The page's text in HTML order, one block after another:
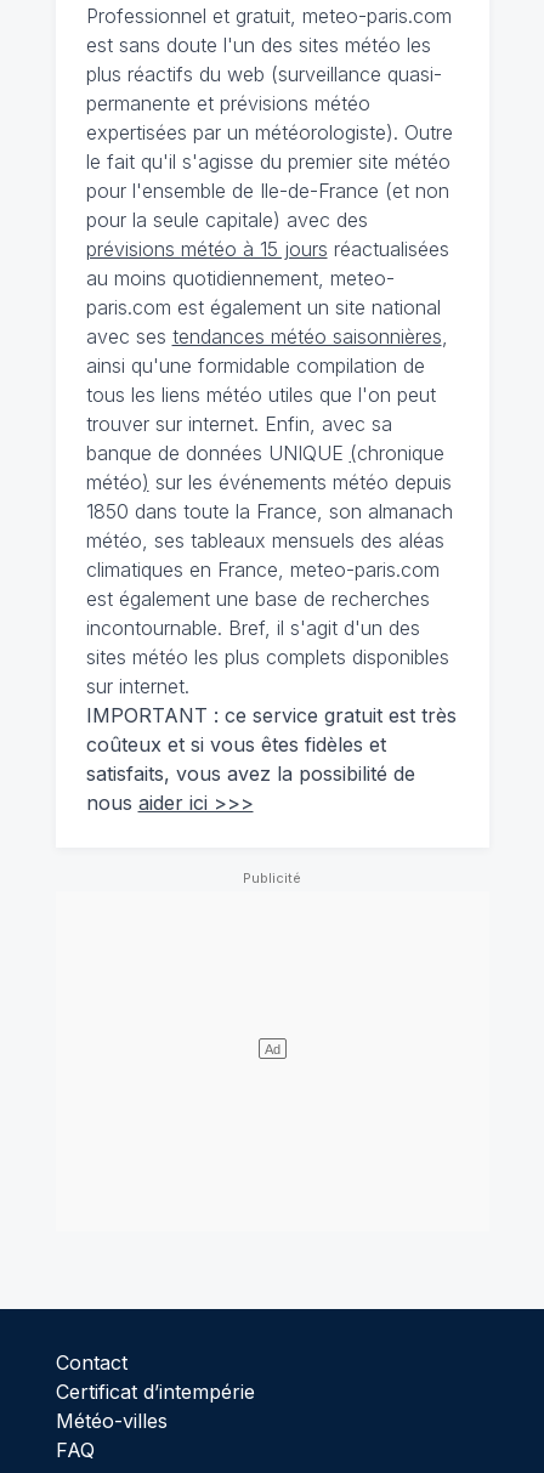
Professionnel et gratuit, meteo-paris.com
est sans doute l'un des sites météo les
plus réactifs du web (surveillance quasi-
permanente et prévisions météo
expertisées par un météorologiste). Outre
le fait qu'il s'agisse du premier site météo
pour l'ensemble de Ile-de-France (et non
pour la seule capitale) avec des
prévisions météo à 15 jours réactualisées
au moins quotidiennement, meteo-
paris.com est également un site national
avec ses tendances météo saisonnières
ainsi qu'une formidable compilation de
tous les liens météo utiles que l'on peut
trouver sur internet. Enfin, avec sa
banque de données UNIQUE (chronique
météo) sur les événements météo depuis
1850 dans toute la France, son almanach
météo, ses tableaux mensuels des aléas
climatiques en France, meteo-paris.com
est également une base de recherches
incontournable. Bref, il s'agit d'un des
sites météo les plus complets disponibles
sur internet.
IMPORTANT : ce service gratuit est très
coûteux et si vous êtes fidèles et
satisfaits, vous avez la possibilité de
nous aider ici >>>
Contact
Certificat d’intempérie
Météo-villes
FAQ